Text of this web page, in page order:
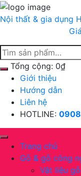
Chuyển
tới
Nội thất & gia dụng
Tổng cộng: 0₫
Giới thiệu
Hướng dẫn
Liên hệ
HOTLINE:
Trang chủ
Gỗ & gỗ công
Vật liệu